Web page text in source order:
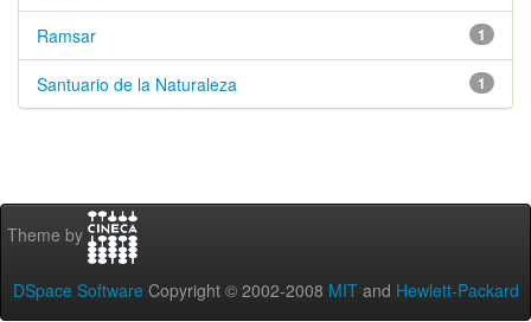
1
Ramsar
1
Santuario de la Naturaleza
Theme by
DSpace Software Copyright © 2002-2008 MIT and Hewlett-Packard